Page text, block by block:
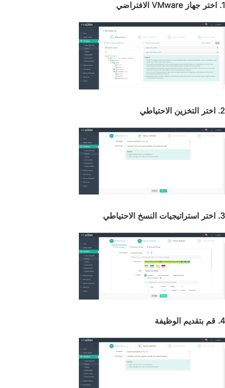
1. اختر جهاز VMware الافتراضي
2. اختر التخزين الاحتياطي
3. اختر استراتيجيات النسخ الاحتياطي
4. قم بتقديم الوظيفة